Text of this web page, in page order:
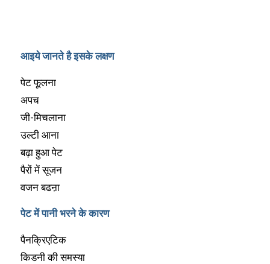
आइये जानते है इसके लक्षण
पेट फूलना
अपच
जी-मिचलाना
उल्टी आना
बढ़ा हुआ पेट
पैरों में सूजन
वजन बढऩा
पेट में पानी भरने के कारण
पैनक्रिएटिक
किडनी की समस्या